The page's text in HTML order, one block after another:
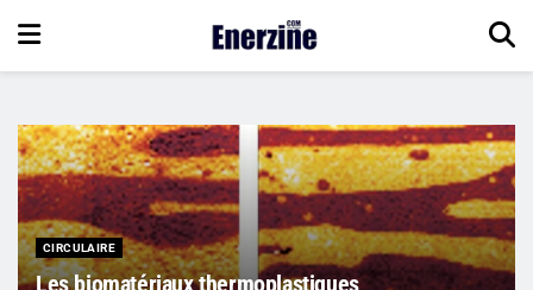
CIRCULAIRE
Les biomatériaux thermoplastiques